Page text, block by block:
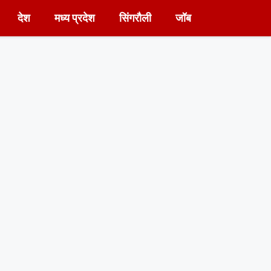
देश मध्य प्रदेश सिंगरौली जॉब